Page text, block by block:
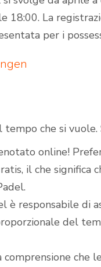
18:00. La
per i
che si vuole.
online!
il che significa
è responsabile di
del
che